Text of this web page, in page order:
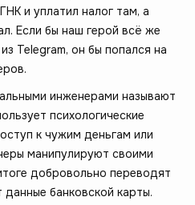
и уплатил налог там, а
Если бы наш герой всё же
Telegram, он бы попался на
инженерами называют
психологические
к чужим деньгам или
манипулируют своими
добровольно переводят
банковской карты.